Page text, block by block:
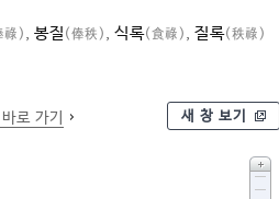
祿) , 봉질 (俸秩) , 식록(食祿) , 질록(秩祿)
로 가기 새 창 보기